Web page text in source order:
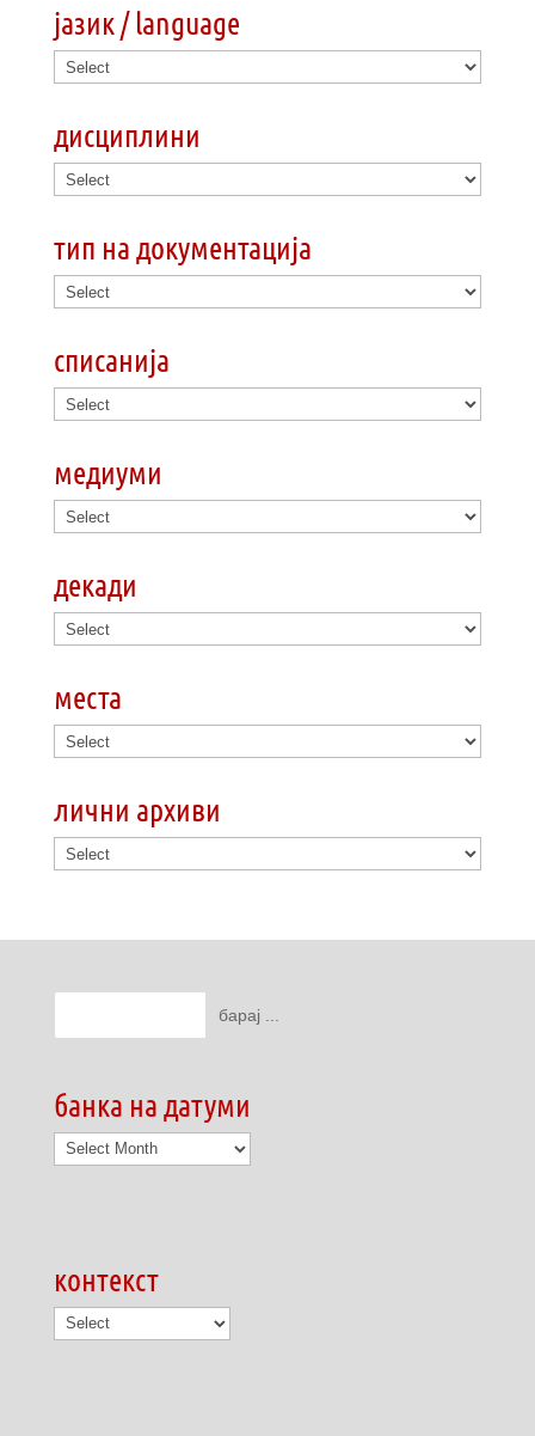
јазик / language
дисциплини
тип на документација
списанија
медиуми
декади
места
лични архиви
банка на датуми
банка
на
контекст